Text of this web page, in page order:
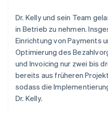
Dr. Kelly und sein Team
in Betrieb zu nehmen.
Einrichtung von Payments
Optimierung des
und Invoicing nur zwei bis
bereits aus früheren
sodass die
Dr. Kelly.